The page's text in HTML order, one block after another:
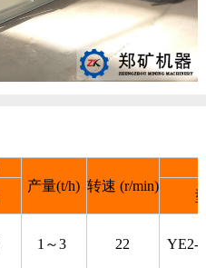
产量(t/h) 转速 (r/min)
1～3 22 YE2-